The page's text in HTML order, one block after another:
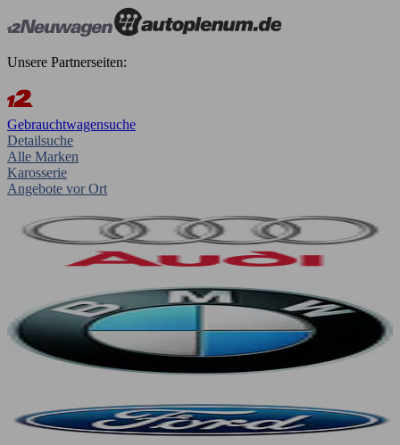
Unsere Partnerseiten:
Gebrauchtwagensuche
Detailsuche
Alle Marken
Karosserie
Angebote vor Ort